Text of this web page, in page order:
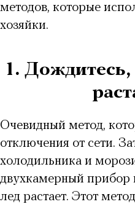
методов, которые
хозяйки.
1.
Очевидный метод,
отключения от сети.
холодильника и
двухкамерный прибор
лед растает. Этот